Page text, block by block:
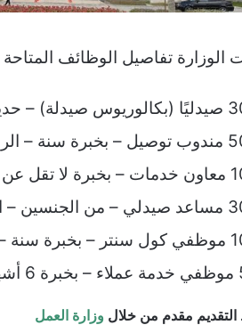
الوزارة تفاصيل الوظائف المتاحة
التخرج – الراتب يبدأ من 9400 جنيه
الراتب من 8500 إلى 9000 جنيه
لا تقل عن 6 أشهر
من 6000 إلى 8500 جنيه – بخبرة سنة
من 6500 إلى 8500 جنيه
7000 جنيه
مقدم من خلال وزارة العمل